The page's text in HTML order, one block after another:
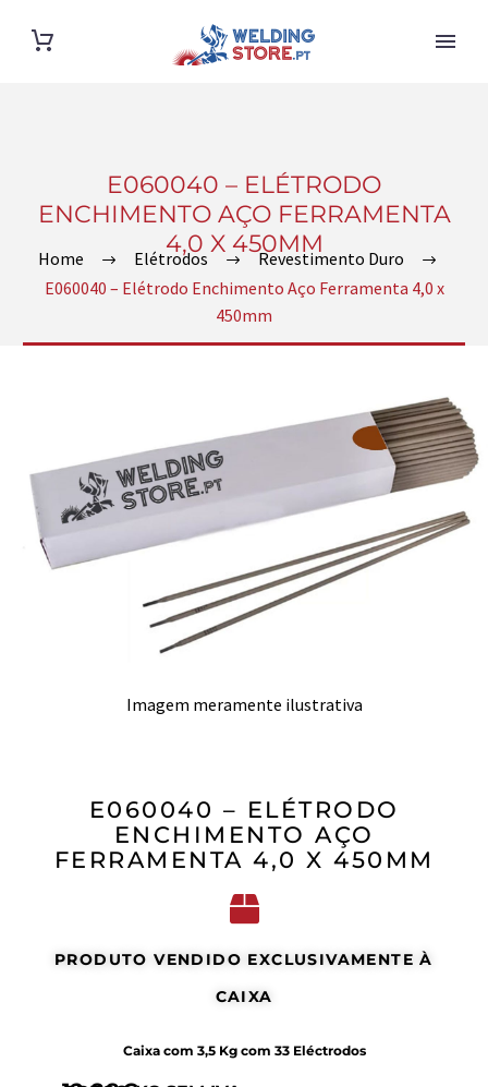
E060040 – ELÉTRODO
ENCHIMENTO AÇO FERRAMENTA
4,0 X 450MM
Home Elétrodos
Revestimento Duro
E060040 – Elétrodo Enchimento Aço Ferramenta 4,0 x
450mm
Imagem meramente ilustrativa
E060040 – ELÉTRODO
ENCHIMENTO AÇO
FERRAMENTA 4,0 X 450MM
PRODUTO VENDIDO EXCLUSIVAMENTE À
CAIXA
Caixa com 3,5 Kg com 33 Eléctrodos